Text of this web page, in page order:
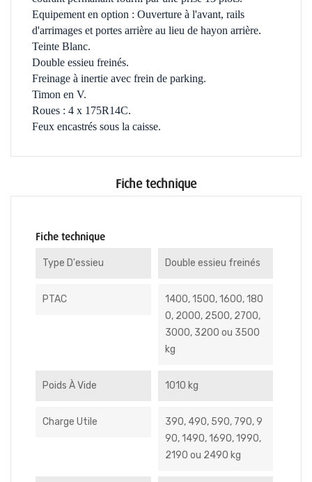
Equipement en option : Ouverture à l'avant, rails
d'arrimages et portes arrière au lieu de hayon arrière.
Teinte Blanc.
Double essieu freinés.
Freinage à inertie avec frein de parking.
Timon en V.
Roues : 4 x 175R14C.
Feux encastrés sous la caisse.
Fiche technique
Fiche technique
Type D'essieu Double essieu freinés
PTAC
1400, 1500, 1600, 180
0, 2000, 2500, 2700,
3000, 3200 ou 3500
kg
Poids À Vide 1010 kg
Charge Utile
390, 490, 590, 790, 9
90, 1490, 1690, 1990,
2190 ou 2490 kg